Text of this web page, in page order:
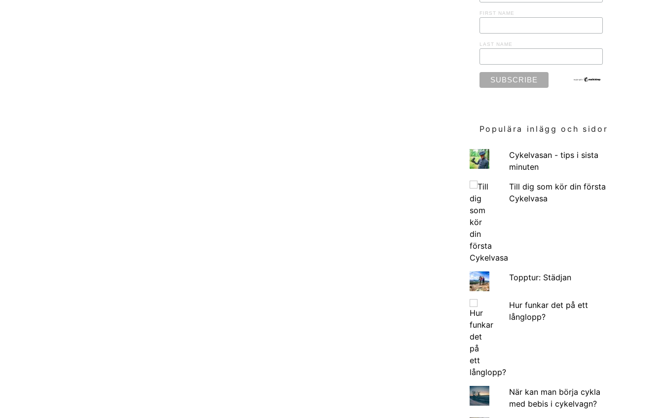
FIRST NAME
LAST NAME
Populära inlägg och sidor
Cykelvasan - tips i sista
minuten
Till dig som kör din första
Cykelvasa
Topptur: Städjan
Hur funkar det på ett
långlopp?
När kan man börja cykla
med bebis i cykelvagn?